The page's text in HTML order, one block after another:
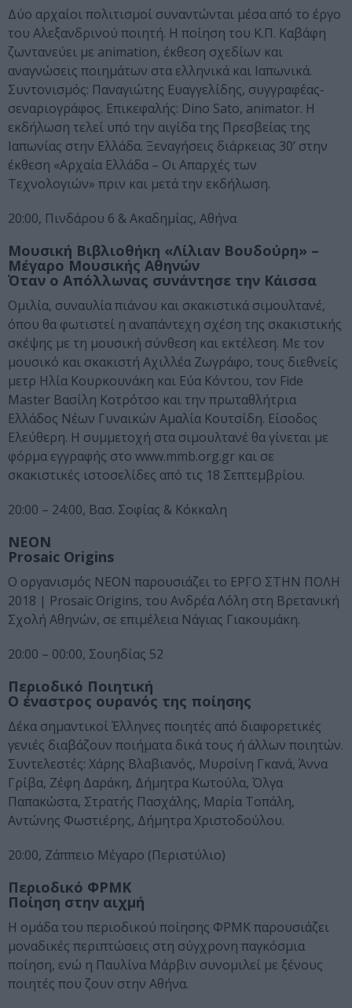
Δύο αρχαίοι πολιτισμοί συναντώνται μέσα από το έργο
του Αλεξανδρινού ποιητή. Η ποίηση του Κ.Π. Καβάφη
ζωντανεύει με animation, έκθεση σχεδίων και
αναγνώσεις ποιημάτων στα ελληνικά και Ιαπωνικά.
Συντονισμός: Παναγιώτης Ευαγγελίδης, συγγραφέας-
σεναριογράφος. Επικεφαλής: Dino Sato, animator. Η
εκδήλωση τελεί υπό την αιγίδα της Πρεσβείας της
Ιαπωνίας στην Ελλάδα. Ξεναγήσεις διάρκειας 30’ στην
έκθεση «Αρχαία Ελλάδα – Οι Απαρχές των
Τεχνολογιών» πριν και μετά την εκδήλωση.
20:00, Πινδάρου 6 & Ακαδημίας, Αθήνα
Μουσική Βιβλιοθήκη «Λίλιαν Βουδούρη» –
Μέγαρο Μουσικής Αθηνών
Όταν ο Απόλλωνας συνάντησε την Κάισσα
Ομιλία, συναυλία πιάνου και σκακιστικά σιμουλτανέ,
όπου θα φωτιστεί η αναπάντεχη σχέση της σκακιστικής
σκέψης με τη μουσική σύνθεση και εκτέλεση. Με τον
μουσικό και σκακιστή Αχιλλέα Ζωγράφο, τους διεθνείς
μετρ Ηλία Κουρκουνάκη και Εύα Κόντου, τον Fide
Master Βασίλη Κοτρότσο και την πρωταθλήτρια
Ελλάδος Νέων Γυναικών Αμαλία Κουτσίδη. Είσοδος
Ελεύθερη. Η συμμετοχή στα σιμουλτανέ θα γίνεται με
φόρμα εγγραφής στο www.mmb.org.gr και σε
σκακιστικές ιστοσελίδες από τις 18 Σεπτεμβρίου.
20:00 – 24:00, Βασ. Σοφίας & Κόκκαλη
NEON
Prosaic Origins
Ο οργανισμός ΝΕΟΝ παρουσιάζει το ΕΡΓΟ ΣΤΗΝ ΠΟΛΗ
2018 | Prosaic Origins, του Ανδρέα Λόλη στη Βρετανική
Σχολή Αθηνών, σε επιμέλεια Νάγιας Γιακουμάκη.
20:00 – 00:00, Σουηδίας 52
Περιοδικό Ποιητική
Ο έναστρος ουρανός της ποίησης
Δέκα σημαντικοί Έλληνες ποιητές από διαφορετικές
γενιές διαβάζουν ποιήματα δικά τους ή άλλων ποιητών.
Συντελεστές: Χάρης Βλαβιανός, Μυρσίνη Γκανά, Άννα
Γρίβα, Ζέφη Δαράκη, Δήμητρα Κωτούλα, Όλγα
Παπακώστα, Στρατής Πασχάλης, Μαρία Τοπάλη,
Αντώνης Φωστιέρης, Δήμητρα Χριστοδούλου.
20:00, Ζάππειο Μέγαρο (Περιστύλιο)
Περιοδικό ΦΡΜΚ
Ποίηση στην αιχμή
Η ομάδα του περιοδικού ποίησης ΦΡΜΚ παρουσιάζει
μοναδικές περιπτώσεις στη σύγχρονη παγκόσμια
ποίηση, ενώ η Παυλίνα Μάρβιν συνομιλεί με ξένους
ποιητές που ζουν στην Αθήνα.